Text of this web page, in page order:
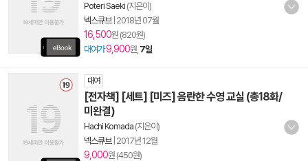
Poteri Saeki (지은이)
넥스큐브| 2018년 07월
16,500원 (820원)
대여가9,900원, 7일
대여
[전자책] [세트] [미즈] 음란한 수영 교실 (총18화/
미완결)
Hachi Komada (지은이)
넥스큐브| 2017년 12월
9,000원 (450원)